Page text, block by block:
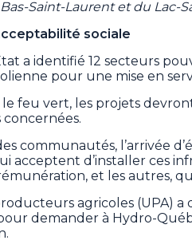
Saint-Laurent et du Lac-
sociale
a identifié 12 secteurs
pour une mise en
feu vert, les projets
communautés, l’arrivée
acceptent d’installer ces
et les autres,
agricoles (UPA) a
demander à Hydro-